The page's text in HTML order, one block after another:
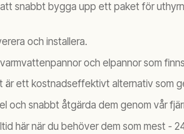
snabbt bygga upp ett paket för
och installera.
och elpannor som
är ett kostnadseffektivt alternativ som
och snabbt åtgärda dem genom vår
här när du behöver dem som mest -